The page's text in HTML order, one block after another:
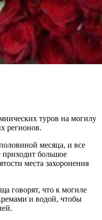
туров на могилу
регионов.
месяца, и все
приходит большое
места захоронения
говорят, что к могиле
и водой, чтобы